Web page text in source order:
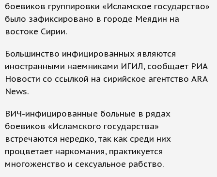
боевиков группировки «Исламское государство»
было зафиксировано в городе Меядин на
востоке Сирии.
Большинство инфицированных являются
иностранными наемниками ИГИЛ, сообщает РИА
Новости со ссылкой на сирийское агентство ARA
News.
ВИЧ-инфицированные больные в рядах
боевиков «Исламского государства»
встречаются нередко, так как среди них
процветает наркомания, практикуется
многоженство и сексуальное рабство.